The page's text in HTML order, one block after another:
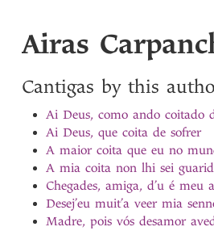
Airas
Cantigas by this
Ai Deus, como ando coitado
Ai Deus, que coita de sofrer
A maior coita que eu no
A mia coita non lhi sei
Chegades, amiga, d’u é meu
Desej’eu muit’a veer mia
Madre, pois vós desamor